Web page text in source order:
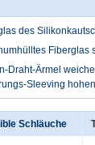
des
Fiberglas
Draht-Ärmel
Sleeving
Schläuche